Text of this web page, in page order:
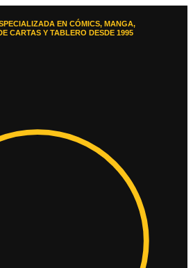
EN CÓMICS, MANGA,
CARTAS Y TABLERO DESDE 1995